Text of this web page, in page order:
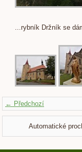
...rybník Držník se
← Předchozí
Automatické